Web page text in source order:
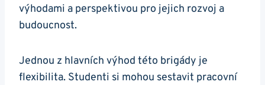
výhodami a perspektivou pro jejich rozvoj a
budoucnost.
Jednou z hlavních výhod této brigády je
flexibilita. Studenti si mohou sestavit pracovní